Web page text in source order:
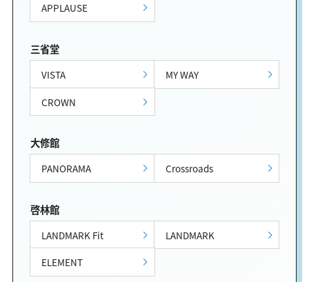
APPLAUSE
三省堂
VISTA
MY WAY
CROWN
大修館
PANORAMA Crossroads
啓林館
LANDMARK Fit
LANDMARK
ELEMENT